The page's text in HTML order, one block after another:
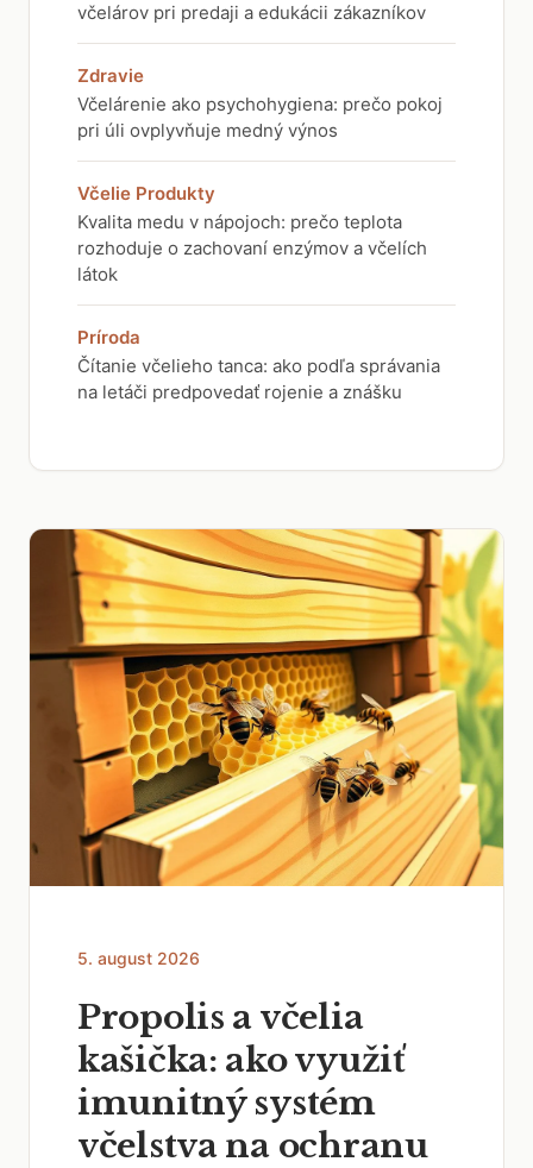
včelárov pri predaji a edukácii zákazníkov
Zdravie
Včelárenie ako psychohygiena: prečo pokoj
pri úli ovplyvňuje medný výnos
Včelie Produkty
Kvalita medu v nápojoch: prečo teplota
rozhoduje o zachovaní enzýmov a včelích
látok
Príroda
Čítanie včelieho tanca: ako podľa správania
na letáči predpovedať rojenie a znášku
5. august 2026
Propolis a včelia
kašička: ako využiť
imunitný systém
včelstva na ochranu